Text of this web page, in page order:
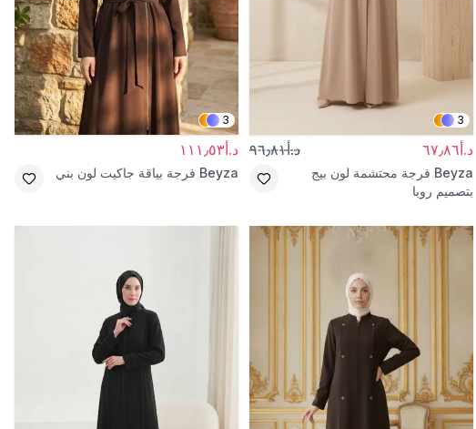
3
د.أ٦٧٫٨٦ د.أ٩٦٫٨١
Beyza فرجة محتشمة لون بيج
بتصميم روبا
3
د.أ١١١٫٥٣
Beyza فرجة بياقة جاكيت لون بني